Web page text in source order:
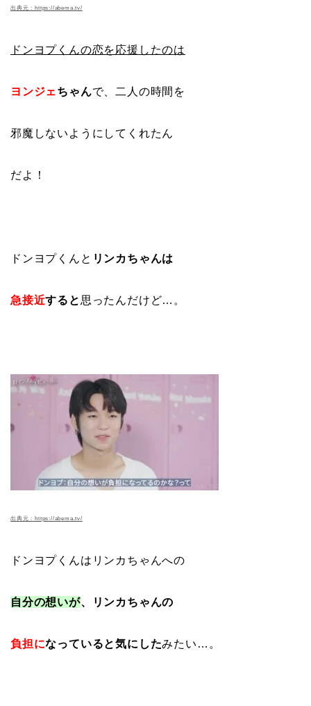
出典元：https://abema.tv/
ドンヨプくんの恋を応援したのは
ヨンジェちゃんで、二人の時間を
邪魔しないようにしてくれたん
だよ！
ドンヨプくんと リンカちゃんは
急接近すると 思ったんだけど…。
出典元：https://abema.tv/
ドンヨプくんはリンカちゃんへの
自分の想いが、リンカちゃんの
負担になっていると気にしたみたい…。